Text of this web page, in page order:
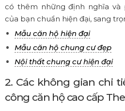
có thêm những định nghĩa và
của bạn chuẩn hiện đại, sang
Mẫu căn hộ hiện đại
Mẫu căn hộ chung cư đẹp
Nội thất chung cư hiện đại
2. Các không gian chi
công căn hộ cao cấp